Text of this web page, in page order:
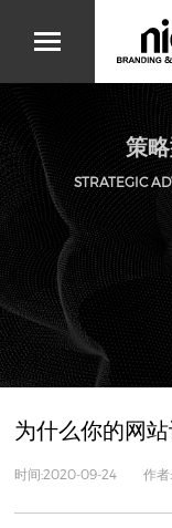
策
STRATEGIC
为什么你的网
时间:2020-09-24 作